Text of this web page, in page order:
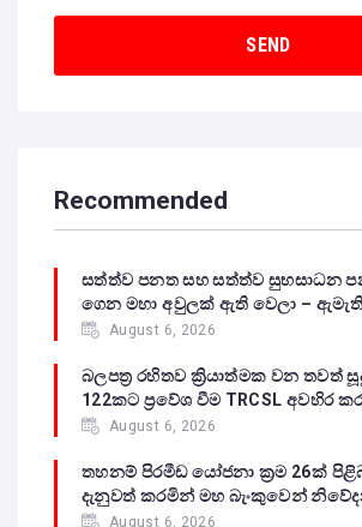
Recommended
සත්ත්ව පනත සහ සත්ත්ව සුභසාධන
ගෙන මහා අවුලක් ඇති වෙලා –
August 6, 2026
බලපත්‍ර රහිතව ක්‍රියාත්මක වන තවත්
122කට ප්‍රවේශ වීම TRCSL අවහිර
August 6, 2026
තහනම් පිරමීඩ යෝජනා ක්‍රම 26ක්
දැනුවත් කරමින් මහ බැංකුවෙන්
August 6, 2026